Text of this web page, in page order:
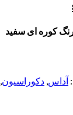
کوره ای سفید
آداس, دکوراسیون,